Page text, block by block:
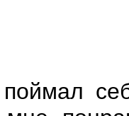
поймал